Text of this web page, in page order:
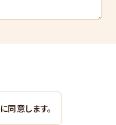
に同意します。